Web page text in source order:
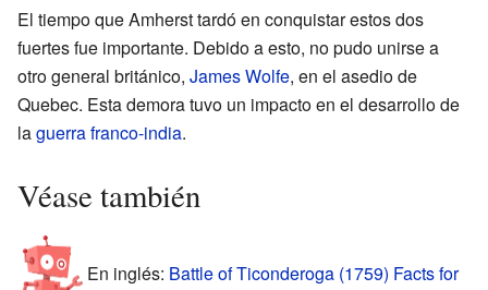
El tiempo que Amherst tardó en conquistar estos dos
fuertes fue importante. Debido a esto, no pudo unirse a
otro general británico, James Wolfe, en el asedio de
Quebec. Esta demora tuvo un impacto en el desarrollo de
laguerra franco-india.
Véase también
En inglés: Battle of Ticonderoga (1759) Facts for